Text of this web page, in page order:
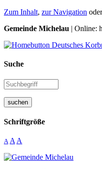
Zum Inhalt, zur Navigation
Gemeinde Michelau | Online:
Suche
suchen
Schriftgröße
A A A